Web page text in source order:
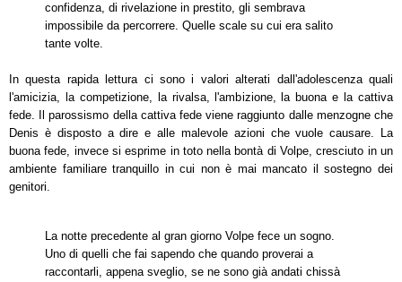
confidenza, di rivelazione in prestito, gli sembrava
impossibile da percorrere. Quelle scale su cui era salito
tante volte.
In questa rapida lettura ci sono i valori alterati dall'adolescenza quali
l'amicizia, la competizione, la rivalsa, l'ambizione, la buona e la cattiva
fede. Il parossismo della cattiva fede viene raggiunto dalle menzogne che
Denis è disposto a dire e alle malevole azioni che vuole causare. La
buona fede, invece si esprime in toto nella bontà di Volpe, cresciuto in un
ambiente familiare tranquillo in cui non è mai mancato il sostegno dei
genitori.
La notte precedente al gran giorno Volpe fece un sogno.
Uno di quelli che fai sapendo che quando proverai a
raccontarli, appena sveglio, se ne sono già andati chissà